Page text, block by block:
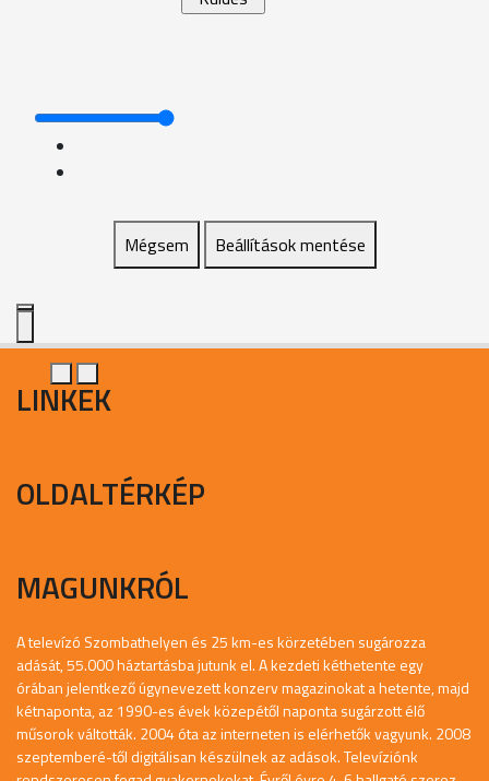
Mégsem Beállítások mentése
LINKEK
OLDALTÉRKÉP
MAGUNKRÓL
A televízó Szombathelyen és 25 km-es körzetében sugározza
adását, 55.000 háztartásba jutunk el. A kezdeti kéthetente egy
órában jelentkező úgynevezett konzerv magazinokat a hetente, majd
kétnaponta, az 1990-es évek közepétől naponta sugárzott élő
műsorok váltották. 2004 óta az interneten is elérhetők vagyunk. 2008
szeptemberé-től digitálisan készülnek az adások. Televíziónk